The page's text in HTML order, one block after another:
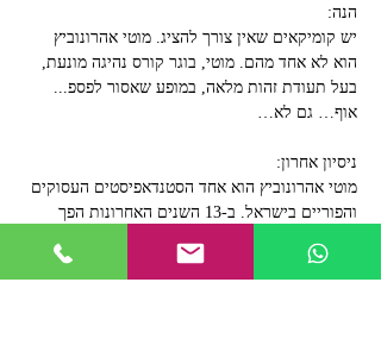
הנה:
יש קומיקאים שאין צורך להציג. מוטי אהרונוביץ
הוא לא אחד מהם. מוטי, בוגר קורס נהיגה מונעת,
בעל תעודת זהות מלאה, במופע שאסור לפספ...
אוף… גם לא…
ניסיון אחרון:
מוטי אהרונוביץ הוא אחד הסטנדאפיסטים העסוקים
והפוריים בישראל. ב-13 השנים האחרונות הפך
הגדולים בארץ, לכותב טלוויזיה, וליוצר רשת עם